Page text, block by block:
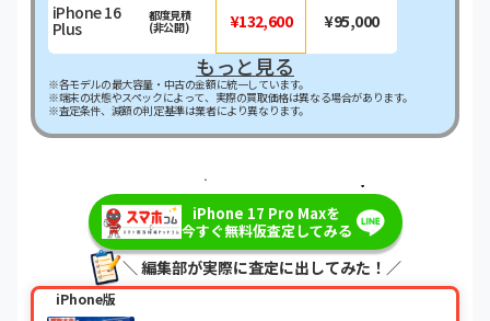
iPhone 16
Plus
都度見積
(非公開) ¥132,600 ¥95,000
もっと見る
※各モデルの最大容量・中古の金額に統一しています。
※端末の状態やスペックによって、実際の買取価格は異なる場合があります。
※査定条件、減額の判定基準は業者により異なります。
＼最短即日・現金で振り込み！／
iPhone 17 Pro Maxを
今すぐ無料仮査定してみる
＼ 編集部が実際に査定に出してみた！／
iPhone版